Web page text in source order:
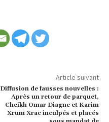
Article suivant
Diffusion de fausses nouvelles :
Après un retour de parquet,
Cheikh Omar Diagne et Karim
Xrum Xrac inculpés et placés